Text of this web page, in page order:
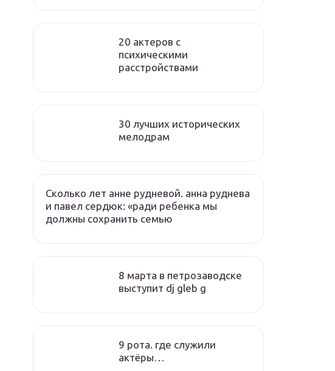
20 актеров с
психическими
расстройствами
30 лучших исторических
мелодрам
Сколько лет анне рудневой. анна руднева
и павел сердюк: «ради ребенка мы
должны сохранить семью
8 марта в петрозаводске
выступит dj gleb g
9 рота. где служили
актёры…